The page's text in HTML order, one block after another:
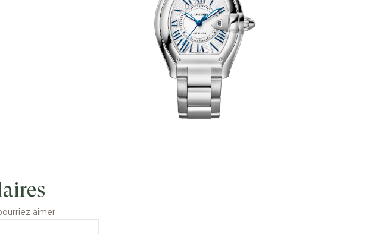
auprès des connaisseurs.
ogivale, loupe du
audacieux et puissant
aimer